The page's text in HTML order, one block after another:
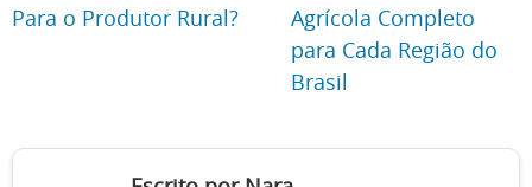
Para o Produtor Rural?
Agrícola Completo
para Cada Região do
Brasil